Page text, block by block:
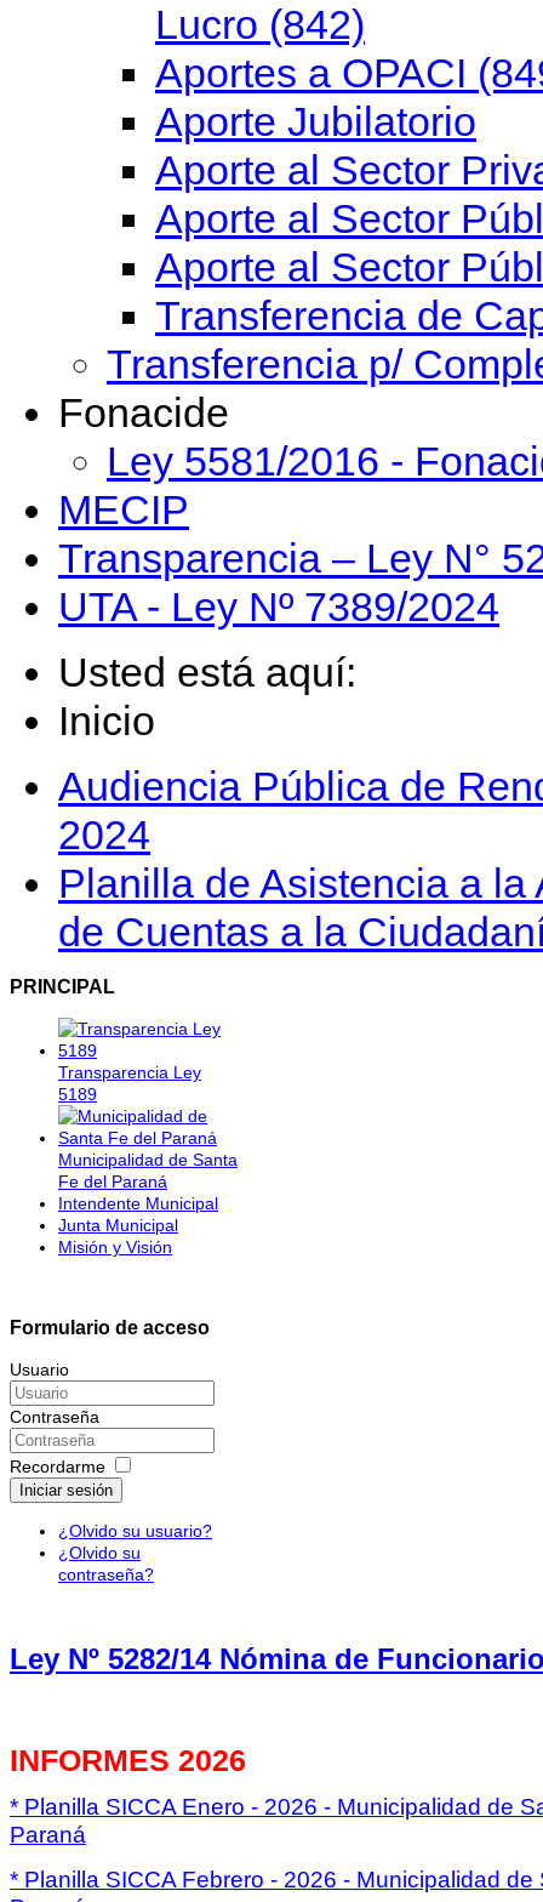
Lucro (842)
Aportes a OPACI
Aporte Jubilatorio
Aporte al Sector
Aporte al Sector
Aporte al Sector
Transferencia de
Transferencia p/
Fonacide
Ley 5581/2016 -
MECIP
Transparencia – Ley N°
UTA - Ley Nº 7389/2024
Usted está aquí:
Inicio
Audiencia Pública de
2024
Planilla de Asistencia a
de Cuentas a la
PRINCIPAL
Transparencia Ley
5189
Municipalidad de Santa
Fe del Paraná
Intendente Municipal
Junta Municipal
Misión y Visión
Formulario de acceso
Usuario
Contraseña
Recordarme
Iniciar sesión
¿Olvido su usuario?
¿Olvido su
contraseña?
Ley Nº 5282/14 Nómina de
INFORMES 2026
* Planilla SICCA Enero - 2026 - Municipalidad de
Paraná
* Planilla SICCA Febrero - 2026 - Municipalidad de